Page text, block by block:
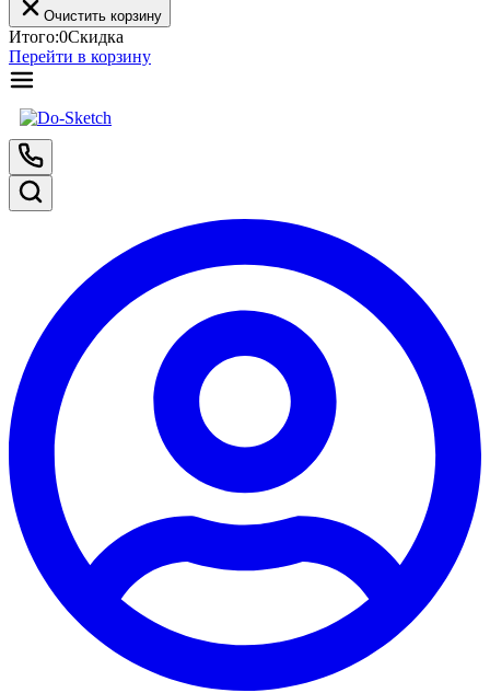
Очистить корзину
Итого:0Скидка
Перейти в корзину